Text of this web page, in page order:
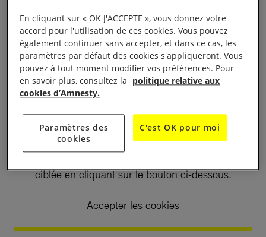
dépôt de cookies de la part de YouTube. Si
vous souhaitez lire la vidéo, vous devez
consentir aux cookies pour une publicité
ciblée en cliquant sur le bouton ci-dessous.
Accepter les cookies
En cliquant sur « OK J'ACCEPTE », vous donnez votre
accord pour l'utilisation de ces cookies. Vous pouvez
également continuer sans accepter, et dans ce cas, les
paramètres par défaut des cookies s'appliqueront. Vous
pouvez à tout moment modifier vos préférences. Pour
en savoir plus, consultez la politique relative aux
cookies d’Amnesty.
Paramètres des
cookies
C'est OK pour moi